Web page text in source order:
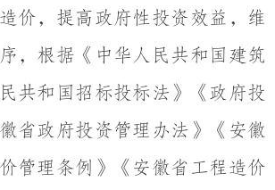
价，提高政府性投资效益，维
，根据《中华人民共和国建筑
共和国招标投标法》《政府投
省政府投资管理办法》《安徽
管理条例》《安徽省工程造价